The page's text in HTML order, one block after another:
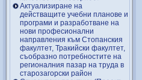
Актуализиране на
действащите учебни планове и
програми и разработване на
нови професионални
направления към Стопанския
факултет, Тракийски факултет,
съобразно потребностите на
регионалния пазар на труда в
старозагорски район